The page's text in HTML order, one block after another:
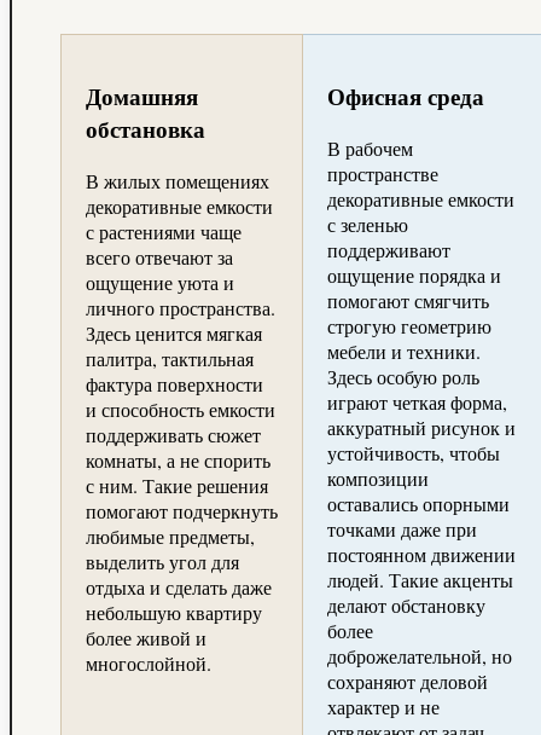
Домашняя
обстановка
В жилых помещениях
декоративные емкости
с растениями чаще
всего отвечают за
ощущение уюта и
личного пространства.
Здесь ценится мягкая
палитра, тактильная
фактура поверхности
и способность емкости
поддерживать сюжет
комнаты, а не спорить
с ним. Такие решения
помогают подчеркнуть
любимые предметы,
выделить угол для
отдыха и сделать даже
небольшую квартиру
более живой и
многослойной.
Офисная среда
В рабочем
пространстве
декоративные емкости
с зеленью
поддерживают
ощущение порядка и
помогают смягчить
строгую геометрию
мебели и техники.
Здесь особую роль
играют четкая форма,
аккуратный рисунок и
устойчивость, чтобы
композиции
оставались опорными
точками даже при
постоянном движении
людей. Такие акценты
делают обстановку
более
доброжелательной, но
сохраняют деловой
характер и не